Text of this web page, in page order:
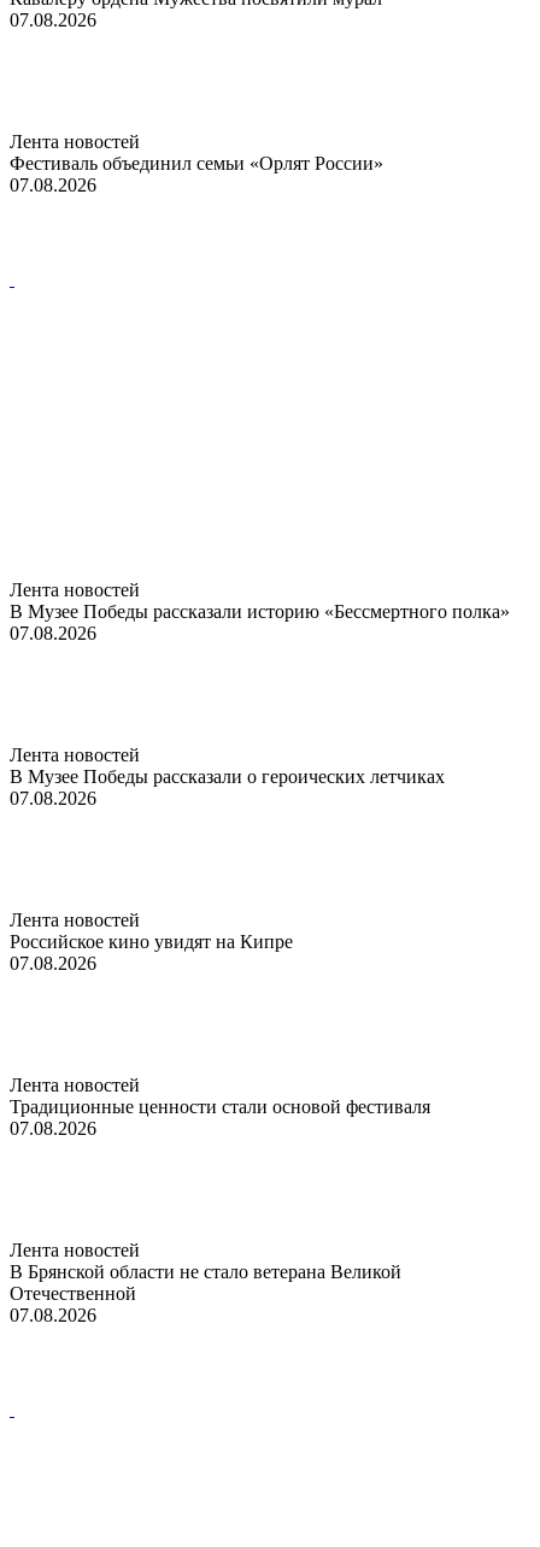
07.08.2026
Лента новостей
Фестиваль объединил семьи «Орлят России»
07.08.2026
Лента новостей
В Музее Победы рассказали историю «Бессмертного полка»
07.08.2026
Лента новостей
В Музее Победы рассказали о героических летчиках
07.08.2026
Лента новостей
Российское кино увидят на Кипре
07.08.2026
Лента новостей
Традиционные ценности стали основой фестиваля
07.08.2026
Лента новостей
В Брянской области не стало ветерана Великой
Отечественной
07.08.2026